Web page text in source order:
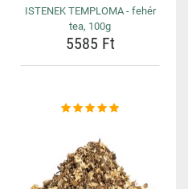
ISTENEK TEMPLOMA - fehér
tea, 100g
5585 Ft